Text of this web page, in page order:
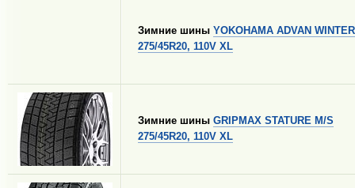
Зимние шины YOKOHAMA ADVAN
275/45R20, 110V XL
Зимние шины GRIPMAX STATURE M/S
275/45R20, 110V XL